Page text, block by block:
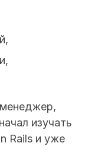
изучать
Rails и уже